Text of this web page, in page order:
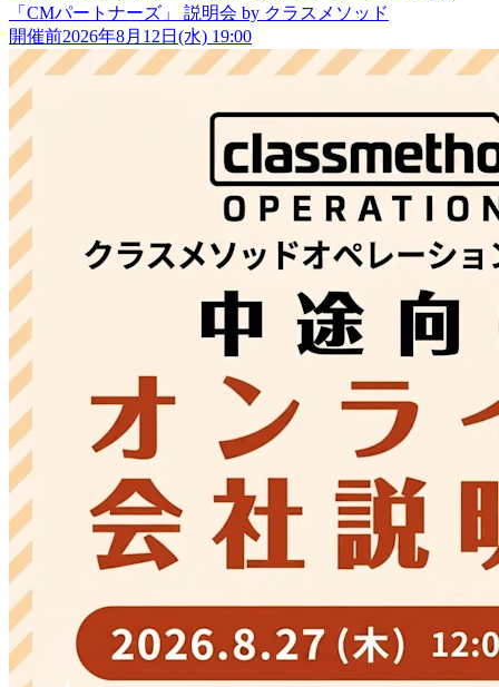
「CMパートナーズ」 説明会 by クラスメソッド
開催前2026年8月12日(水) 19:00